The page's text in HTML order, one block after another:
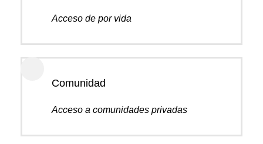
Acceso de por vida
Comunidad
Acceso a comunidades privadas